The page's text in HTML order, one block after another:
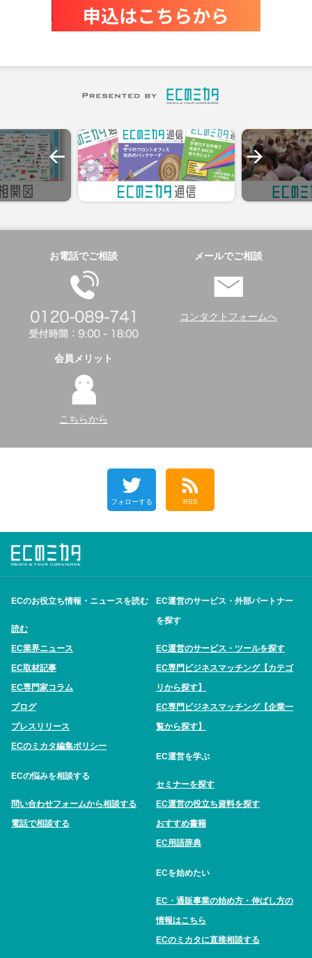
お電話でご相談 メールでご相談
コンタクトフォームへ
会員メリット
こちらから
フォローする RSS
ECのお役立ち情報・ニュースを読む
読む
EC業界ニュース
EC取材記事
EC専門家コラム
ブログ
プレスリリース
ECのミカタ編集ポリシー
ECの悩みを相談する
問い合わせフォームから相談する
電話で相談する
EC運営のサービス・外部パートナー
を探す
EC運営のサービス・ツールを探す
EC専門ビジネスマッチング【カテゴ
リから探す】
EC専門ビジネスマッチング【企業一
覧から探す】
EC運営を学ぶ
セミナーを探す
EC運営の役立ち資料を探す
おすすめ書籍
EC用語辞典
ECを始めたい
EC・通販事業の始め方・伸ばし方の
情報はこちら
ECのミカタに直接相談する